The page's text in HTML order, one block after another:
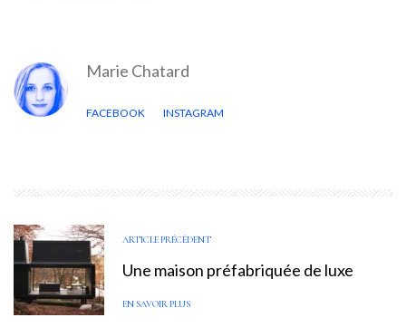
Marie Chatard
FACEBOOK INSTAGRAM
ARTICLE PRÉCÉDENT
Une maison préfabriquée de luxe
EN SAVOIR PLUS